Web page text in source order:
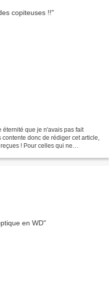
éternité que je n'avais pas fait
donc de rédiger cet article,
! Pour celles qui ne